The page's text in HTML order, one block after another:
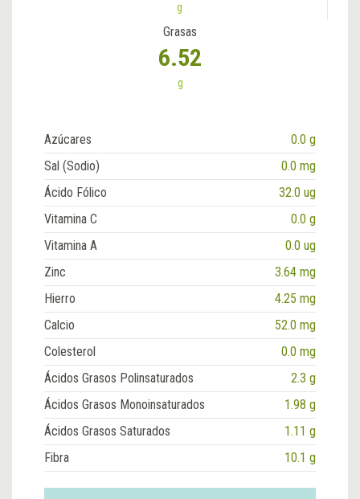
g
Grasas
6.52
g
Azúcares
0.0 g
Sal (Sodio)
0.0 mg
Ácido Fólico
32.0 ug
Vitamina C
0.0 g
Vitamina A
0.0 ug
Zinc
3.64 mg
Hierro
4.25 mg
Calcio
52.0 mg
Colesterol
0.0 mg
Ácidos Grasos Polinsaturados
2.3 g
Ácidos Grasos Monoinsaturados
1.98 g
Ácidos Grasos Saturados
1.11 g
Fibra
10.1 g